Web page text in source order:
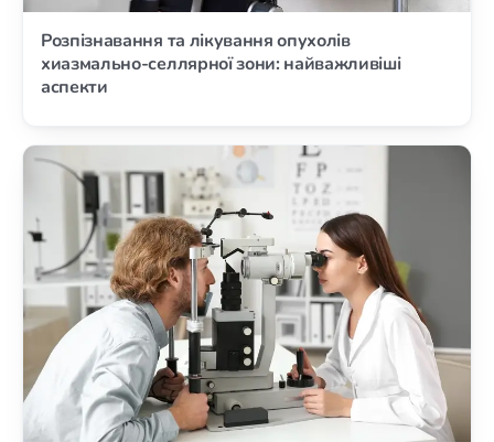
Розпізнавання та лікування опухолів
хиазмально-селлярної зони: найважливіші
аспекти